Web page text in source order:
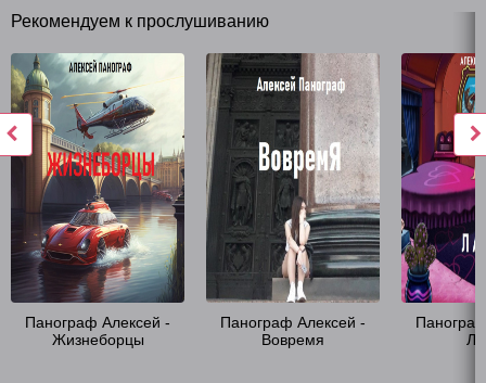
Рекомендуем к прослушиванию
Панограф Алексей -
Жизнеборцы
Панограф Алексей -
Вовремя